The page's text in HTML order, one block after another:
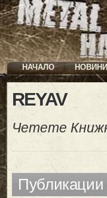
НАЧАЛО НОВИНИ
REYAV
Четете
Публикации